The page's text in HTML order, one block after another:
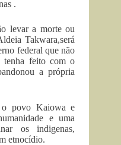
.
levar a morte ou
Takwara,será
federal que não
tenha feito com o
a própria
o povo Kaiowa e
e uma
os indigenas,
etnocídio.